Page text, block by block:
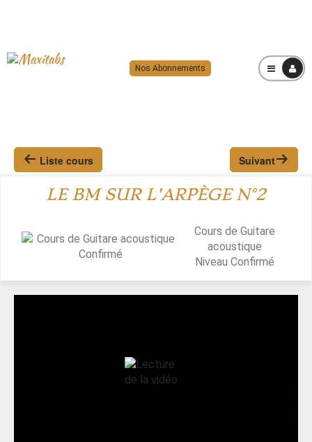
Nos Abonnements MENU
Liste cours Suivant
LE BM SUR L'ARPÈGE N°2
Cours de Guitare
acoustique
NiveauConfirmé